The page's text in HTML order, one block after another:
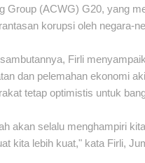
Group (ACWG) G20, yang
korupsi oleh negara-
Firli
dan pelemahan ekonomi
tetap optimistis untuk
akan selalu menghampiri
kita lebih kuat," kata Firli,